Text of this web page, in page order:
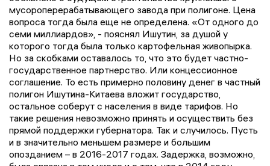
мусороперерабатывающего завода при полигоне. Цена
вопроса тогда была еще не определена. «От одного до
семи миллиардов», - пояснял Ишутин, за душой у
которого тогда была только картофельная живопырка.
Но за скобками оставалось то, что это будет частно-
государственное партнерство. Или концессионное
соглашение. То есть примерно половину денег в частный
полигон Ишутина-Китаева вложит государство,
остальное соберут с населения в виде тарифов. Но
такие решения невозможно принять и осуществить без
прямой поддержки губернатора. Так и случилось. Пусть
и в значительно меньшем размере и большим
опозданием – в 2016-2017 годах. Задержка, возможно,